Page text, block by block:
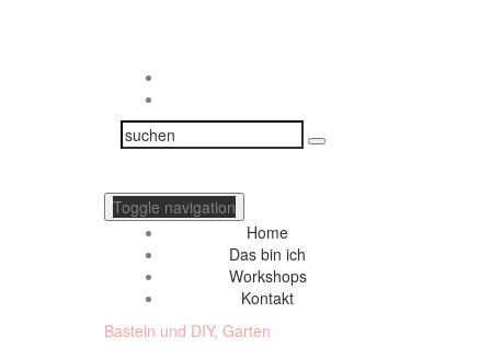
Toggle navigation
Home
Das bin ich
Workshops
Kontakt
Basteln und DIY, Garten